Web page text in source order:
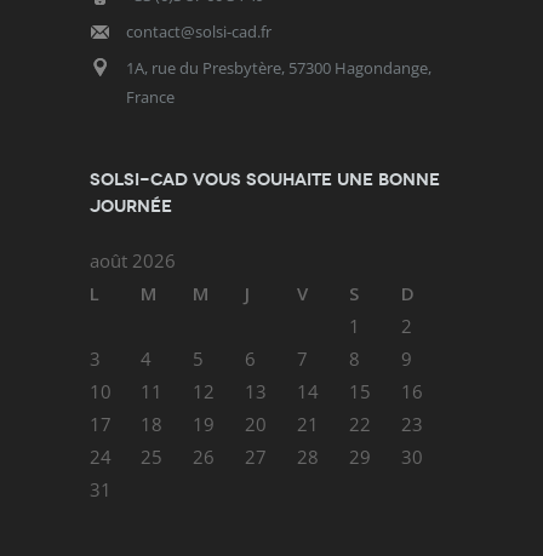
contact@solsi-cad.fr
1A, rue du Presbytère, 57300 Hagondange,
France
SOLSI-CAD vous souhaite une bonne
journée
août 2026
L
M M J V S
D
1
2
3
4 5 6 7 8
9
10
11 12 13 14 15
16
17
18 19 20 21 22
23
24
25 26 27 28 29
30
31